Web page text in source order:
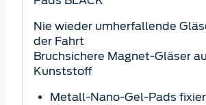
Nie wieder umherfallende
der Fahrt
Bruchsichere Magnet-Gläser
Kunststoff
Metall-Nano-Gel-Pads